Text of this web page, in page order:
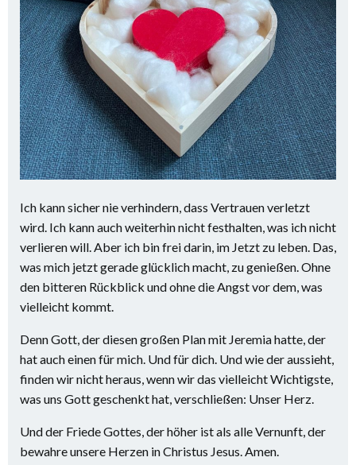
Ich kann sicher nie verhindern, dass Vertrauen verletzt
wird. Ich kann auch weiterhin nicht festhalten, was ich nicht
verlieren will. Aber ich bin frei darin, im Jetzt zu leben. Das,
was mich jetzt gerade glücklich macht, zu genießen. Ohne
den bitteren Rückblick und ohne die Angst vor dem, was
vielleicht kommt.
Denn Gott, der diesen großen Plan mit Jeremia hatte, der
hat auch einen für mich. Und für dich. Und wie der aussieht,
finden wir nicht heraus, wenn wir das vielleicht Wichtigste,
was uns Gott geschenkt hat, verschließen: Unser Herz.
Und der Friede Gottes, der höher ist als alle Vernunft, der
bewahre unsere Herzen in Christus Jesus. Amen.